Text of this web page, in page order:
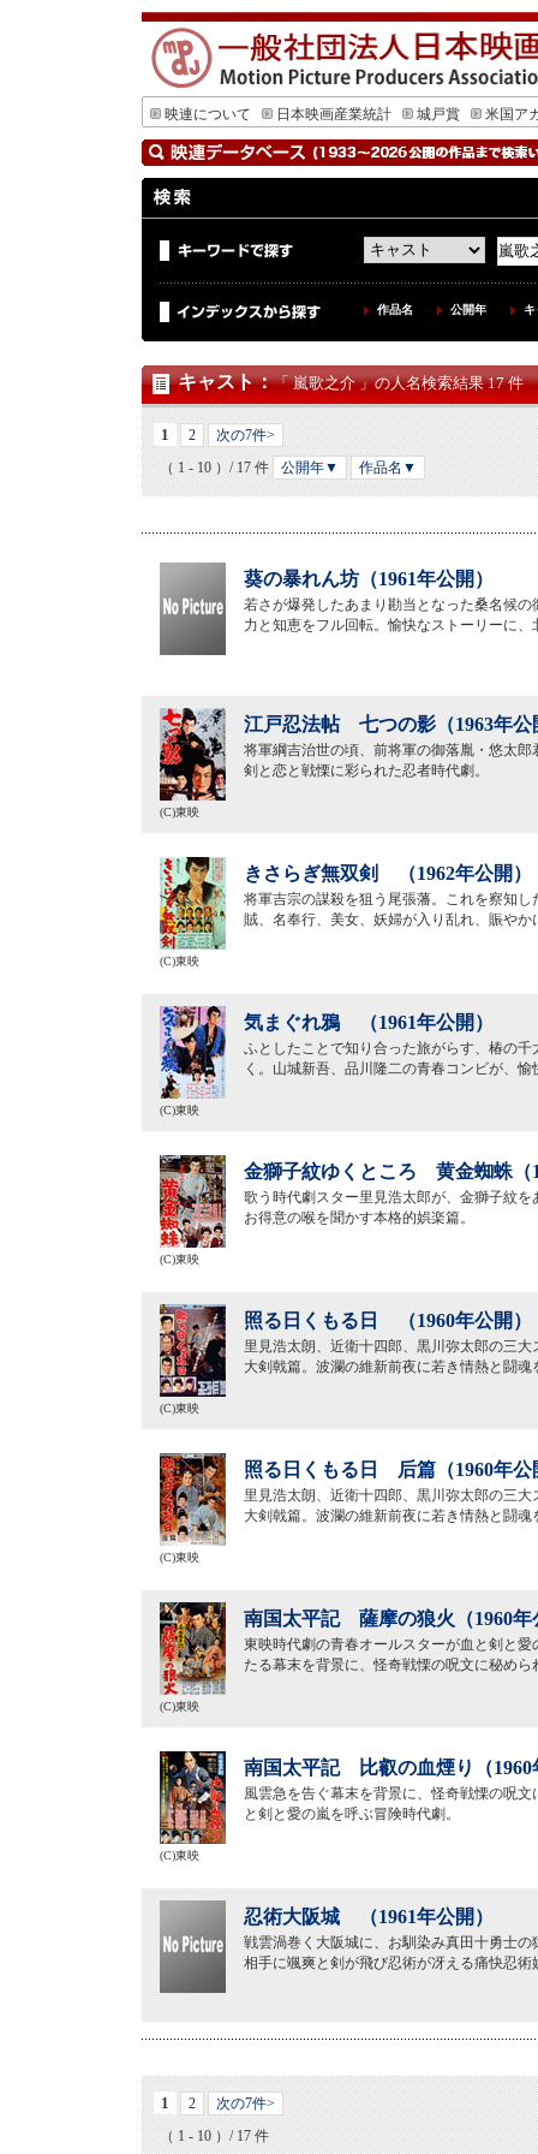
映連について 日本映画産業統計 城戸賞 米国ア
作品名 公開年
キャスト：「 嵐歌之介 」の人名検索結果 17 件
1 2
次の7件>
（ 1 - 10 ）/ 17 件
公開年▼ 作品名▼
葵の暴れん坊（1961年公開）
若さが爆発したあまり勘当となった桑名候
力と知恵をフル回転。愉快なストーリーに
江戸忍法帖 七つの影（1963年公
将軍綱吉治世の頃、前将軍の御落胤・悠太
剣と恋と戦慄に彩られた忍者時代劇。
(C)東映
きさらぎ無双剣 （1962年公開）
将軍吉宗の謀殺を狙う尾張藩。これを察知
賊、名奉行、美女、妖婦が入り乱れ、賑や
(C)東映
気まぐれ鴉 （1961年公開）
ふとしたことで知り合った旅がらす、椿の
く。山城新吾、品川隆二の青春コンビが、
(C)東映
金獅子紋ゆくところ 黄金蜘蛛（
歌う時代劇スター里見浩太郎が、金獅子紋
お得意の喉を聞かす本格的娯楽篇。
(C)東映
照る日くもる日 （1960年公開）
里見浩太朗、近衛十四郎、黒川弥太郎の三
大剣戟篇。波瀾の維新前夜に若き情熱と闘
(C)東映
照る日くもる日 后篇（1960年公
里見浩太朗、近衛十四郎、黒川弥太郎の三
大剣戟篇。波瀾の維新前夜に若き情熱と闘
(C)東映
南国太平記 薩摩の狼火（1960年
東映時代劇の青春オールスターが血と剣と
たる幕末を背景に、怪奇戦慄の呪文に秘め
(C)東映
南国太平記 比叡の血煙り（1960
風雲急を告ぐ幕末を背景に、怪奇戦慄の呪
と剣と愛の嵐を呼ぶ冒険時代劇。
(C)東映
忍術大阪城 （1961年公開）
戦雲渦巻く大阪城に、お馴染み真田十勇士
相手に颯爽と剣が飛び忍術が冴える痛快忍術
1 2
次の7件>
（ 1 - 10 ）/ 17 件